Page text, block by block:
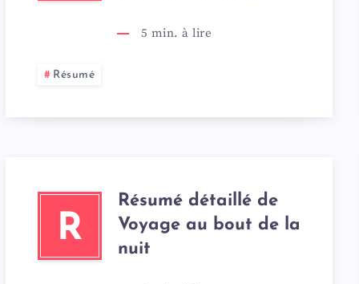
5 min. à lire
Résumé
R
Résumé détaillé de
Voyage au bout de la
nuit